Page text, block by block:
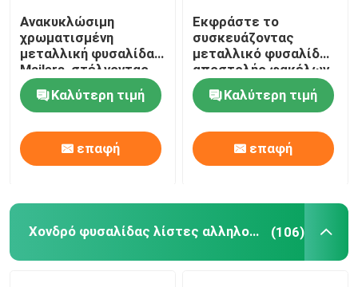
Τσάντες φύλλα αλουμινίου
Τυπωμένο κιβώτιο εγγράφου
τσάντες στηλών αέρα
Ανακυκλώσιμη
χρωματισμένη
μεταλλική φυσαλίδα
Mailers, στέλνοντας
υγρασία τσαντών
φυσαλίδων -
απόδειξη
Καλύτερη τιμή
επαφή
Εκφράστε το
συσκευάζοντας
μεταλλικό φυσαλίδων
αποστολής φακέλων
λογότυπο συνήθειας
νερού ανθεκτικό
Καλύτερη τιμή
επαφή
Χονδρό φυσαλίδας λίστες αλληλογραφίας (106)